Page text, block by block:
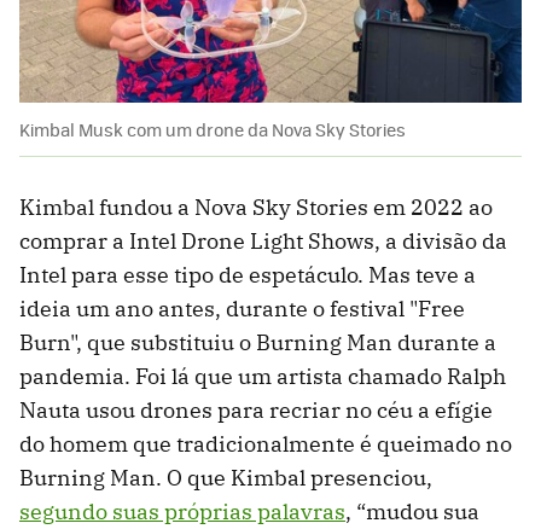
Kimbal Musk com um drone da Nova Sky Stories
Kimbal fundou a Nova Sky Stories em 2022 ao
comprar a Intel Drone Light Shows, a divisão da
Intel para esse tipo de espetáculo. Mas teve a
ideia um ano antes, durante o festival "Free
Burn", que substituiu o Burning Man durante a
pandemia. Foi lá que um artista chamado Ralph
Nauta usou drones para recriar no céu a efígie
do homem que tradicionalmente é queimado no
Burning Man. O que Kimbal presenciou,
segundo suas próprias palavras, “mudou sua